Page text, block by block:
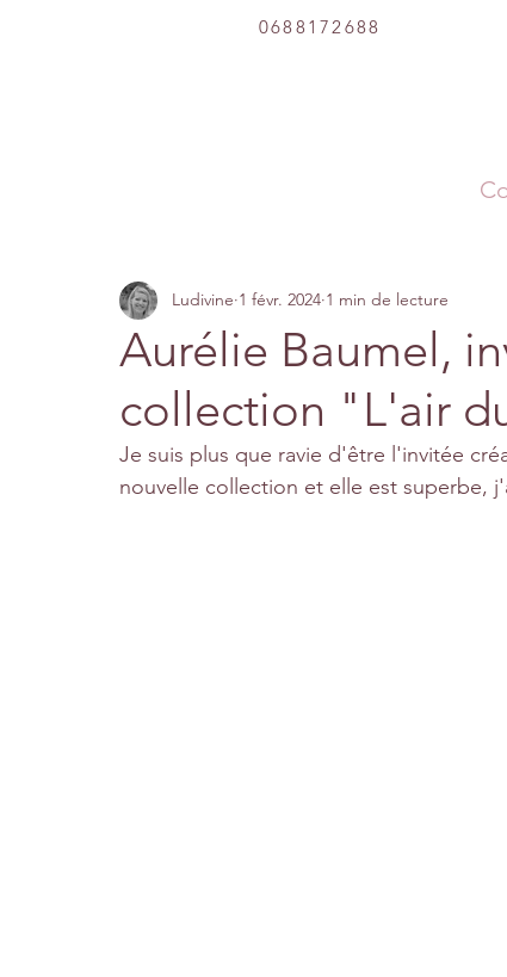
0688172688
Aurélie Baumel,
collection "L'air
Ludivine 1 févr. 2024 1 min de lecture
Je suis plus que ravie d'être l'invitée
nouvelle collection et elle est superbe,